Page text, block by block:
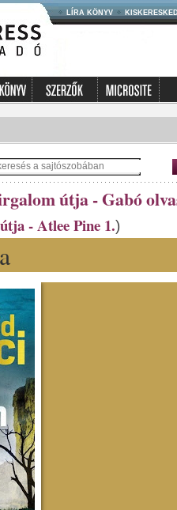
LÍRA KÖNYV
útja - Gabó
- Atlee Pine 1.)